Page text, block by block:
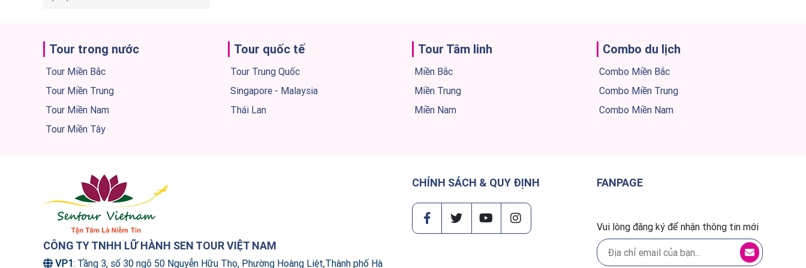
Tour trong nước
Tour Miền Bắc
Tour Miền Trung
Tour Miền Nam
Tour Miền Tây
Tour quốc tế
Tour Trung Quốc
Singapore - Malaysia
Thái Lan
Tour Tâm linh
Miền Bắc
Miền Trung
Miền Nam
Combo du lịch
Combo Miền Bắc
Combo Miền Trung
Combo Miền Nam
CÔNG TY TNHH LỮ HÀNH SEN TOUR VIỆT NAM
VP1: Tầng 3, số 30 ngõ 50 Nguyễn Hữu Thọ, Phường Hoàng Liệt,Thành phố Hà
CHÍNH SÁCH & QUY ĐỊNH FANPAGE
Vui lòng đăng ký để nhận thông tin mới